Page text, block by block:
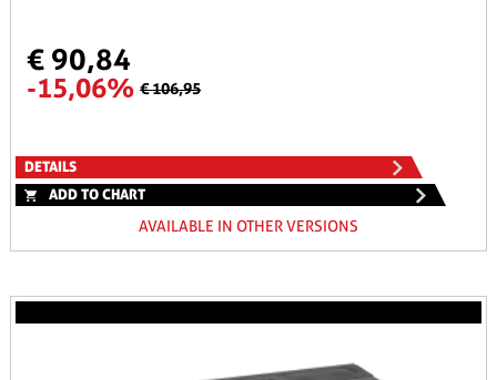
€ 90,84
-15,06% € 106,95
DETAILS
ADD TO CHART
AVAILABLE IN OTHER VERSIONS